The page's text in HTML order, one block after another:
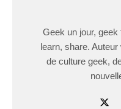
Geek un jour,
learn, share.
de culture geek,